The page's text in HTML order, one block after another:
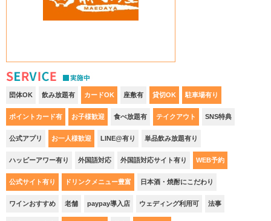
団体OK 飲み放題有 カードOK 座敷有 貸切OK 駐車場有り
ポイントカード有 お子様歓迎 食べ放題有 テイクアウト SNS特典
公式アプリ お一人様歓迎 LINE@有り 単品飲み放題有り
ハッピーアワー有り 外国語対応 外国語対応サイト有り WEB予約
公式サイト有り ドリンクメニュー豊富 日本酒・焼酎にこだわり
ワインおすすめ 老舗 paypay導入店 ウェディング利用可 法事